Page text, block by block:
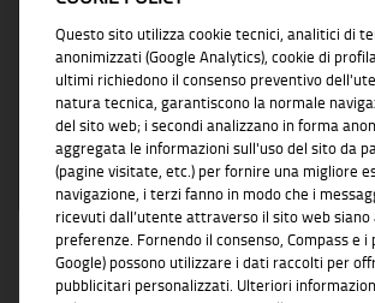
Vicino ad ogni esigenza di business
soluzioni concrete e affidabili
Questo sito utilizza cookie tecnici, analitici di
anonimizzati (Google Analytics), cookie di
ultimi richiedono il consenso preventivo
natura tecnica, garantiscono la normale
del sito web; i secondi analizzano in forma
aggregata le informazioni sull'uso del sito da
(pagine visitate, etc.) per fornire una migliore
navigazione, i terzi fanno in modo che i
ricevuti dall’utente attraverso il sito web siano
preferenze. Fornendo il consenso, Compass e
Google) possono utilizzare i dati raccolti per
pubblicitari personalizzati. Ulteriori